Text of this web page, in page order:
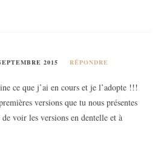
2015 RÉPONDRE
ce que j’ai en cours et je l’adopte !!!
versions que tu nous présentes
voir les versions en dentelle et à